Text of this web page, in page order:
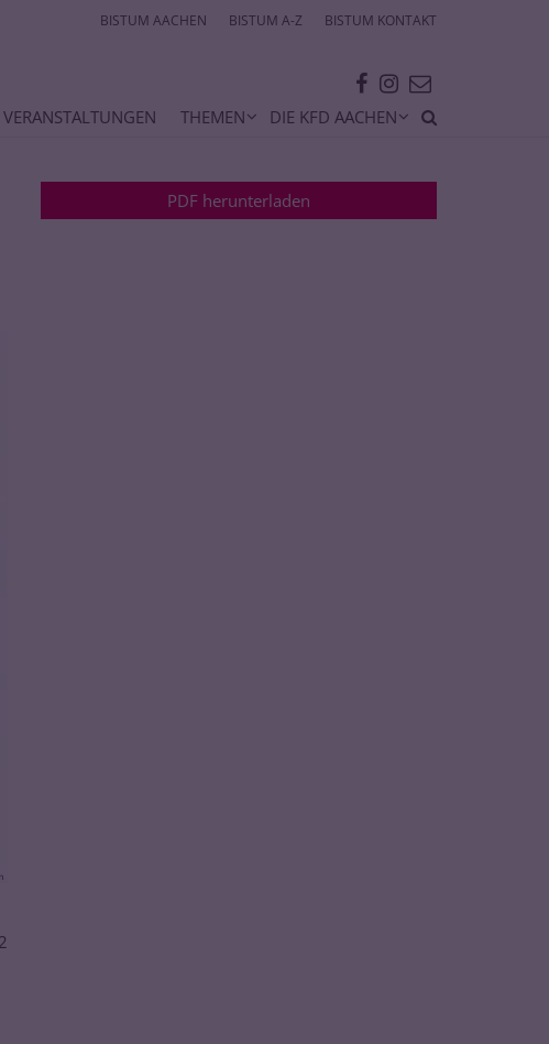
BISTUM AACHEN BISTUM A-Z BISTUM KONTAKT
VERANSTALTUNGEN THEMEN DIE KFD AACHEN
PDF herunterladen